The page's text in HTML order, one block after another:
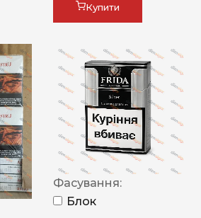
Купити
Фасування:
Блок